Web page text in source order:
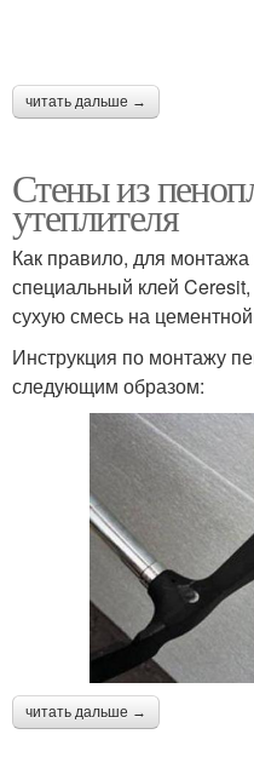
читать дальше →
Стены из
утеплителя
Как правило, для монтажа
специальный клей
сухую смесь на
Инструкция по монтажу
следующим образом:
читать дальше →